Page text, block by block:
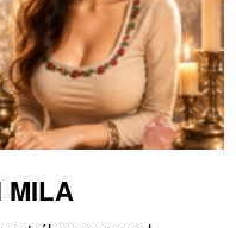
MILA